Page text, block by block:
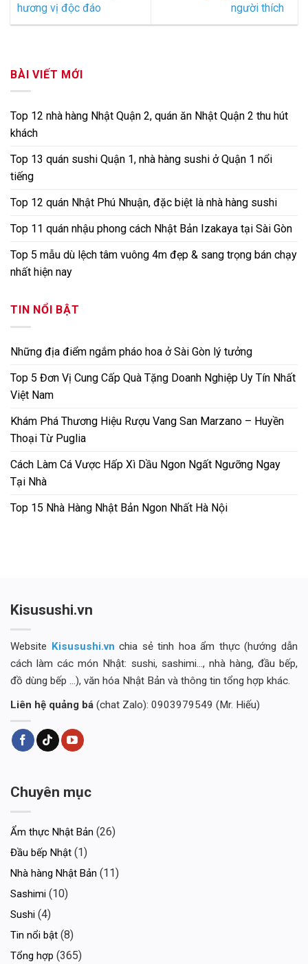
hương vị độc đáo
người thích
BÀI VIẾT MỚI
Top 12 nhà hàng Nhật Quận 2, quán ăn Nhật Quận 2 thu hút
khách
Top 13 quán sushi Quận 1, nhà hàng sushi ở Quận 1 nổi
tiếng
Top 12 quán Nhật Phú Nhuận, đặc biệt là nhà hàng sushi
Top 11 quán nhậu phong cách Nhật Bản Izakaya tại Sài Gòn
Top 5 mẫu dù lệch tâm vuông 4m đẹp & sang trọng bán chạy
nhất hiện nay
TIN NỔI BẬT
Những địa điểm ngắm pháo hoa ở Sài Gòn lý tưởng
Top 5 Đơn Vị Cung Cấp Quà Tặng Doanh Nghiệp Uy Tín Nhất
Việt Nam
Khám Phá Thương Hiệu Rượu Vang San Marzano – Huyền
Thoại Từ Puglia
Cách Làm Cá Vược Hấp Xì Dầu Ngon Ngất Ngưỡng Ngay
Tại Nhà
Top 15 Nhà Hàng Nhật Bản Ngon Nhất Hà Nội
Kisusushi.vn
Website Kisusushi.vn chia sẻ tinh hoa ẩm thực (hướng dẫn
cách làm các món Nhật: sushi, sashimi..., nhà hàng, đầu bếp,
đồ dùng bếp ...), văn hóa Nhật Bản và thông tin tổng hợp khác.
Liên hệ quảng bá (chat Zalo): 0903979549 (Mr. Hiếu)
Chuyên mục
Ẩm thực Nhật Bản (26)
Đầu bếp Nhật (1)
Nhà hàng Nhật Bản (11)
Sashimi (10)
Sushi (4)
Tin nổi bật (8)
Tổng hợp (365)